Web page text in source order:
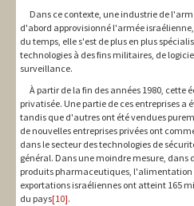
Dans ce contexte, une industrie de
d'abord approvisionné l'armée
du temps, elle s'est de plus en plus
technologies à des fins militaires, de
surveillance.
À partir de la fin des années 1980,
privatisée. Une partie de ces entreprises a
tandis que d'autres ont été vendues
de nouvelles entreprises privées ont
dans le secteur des technologies de
général. Dans une moindre mesure, dans
produits pharmaceutiques, l'alimentation
exportations israéliennes ont atteint 165
du pays[10].